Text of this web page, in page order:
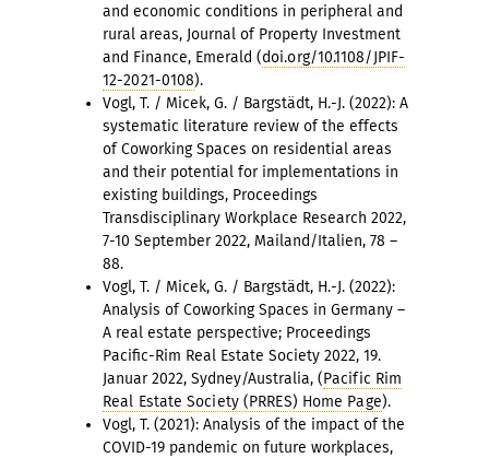
and economic conditions in peripheral and
rural areas, Journal of Property Investment
and Finance, Emerald (doi.org/10.1108/JPIF-
12-2021-0108).
Vogl, T. / Micek, G. / Bargstädt, H.-J. (2022): A
systematic literature review of the effects
of Coworking Spaces on residential areas
and their potential for implementations in
existing buildings, Proceedings
Transdisciplinary Workplace Research 2022,
7-10 September 2022, Mailand/Italien, 78 –
88.
Vogl, T. / Micek, G. / Bargstädt, H.-J. (2022):
Analysis of Coworking Spaces in Germany –
A real estate perspective; Proceedings
Pacific-Rim Real Estate Society 2022, 19.
Januar 2022, Sydney/Australia, (Pacific Rim
Real Estate Society (PRRES) Home Page).
Vogl, T. (2021): Analysis of the impact of the
COVID-19 pandemic on future workplaces,